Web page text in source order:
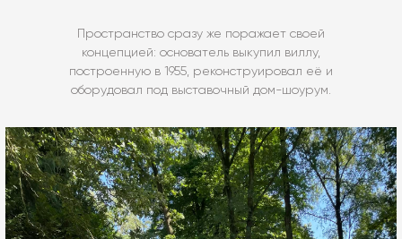
Пространство сразу же поражает своей
концепцией: основатель выкупил виллу,
построенную в 1955, реконструировал её и
оборудовал под выставочный дом-шоурум.